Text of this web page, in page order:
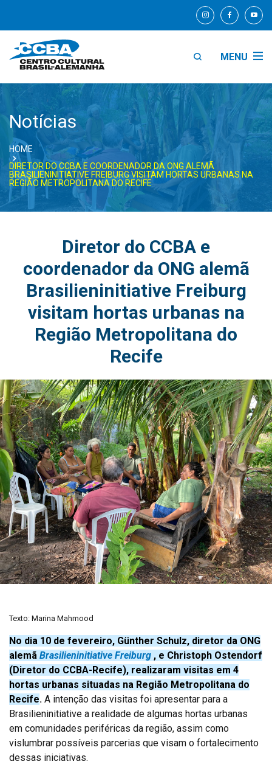
MENU
Notícias
HOME
DIRETOR DO CCBA E COORDENADOR DA ONG ALEMÃ
BRASILIENINITIATIVE FREIBURG VISITAM HORTAS URBANAS NA
REGIÃO METROPOLITANA DO RECIFE
Diretor do CCBA e
coordenador da ONG alemã
Brasilieninitiative Freiburg
visitam hortas urbanas na
Região Metropolitana do
Recife
Texto: Marina Mahmood
No dia 10 de fevereiro, Günther Schulz, diretor da ONG
alemã Brasilieninitiative Freiburg , e Christoph Ostendorf
(Diretor do CCBA-Recife), realizaram visitas em 4
hortas urbanas situadas na Região Metropolitana do
Recife. A intenção das visitas foi apresentar para a
Brasilieninitiative a realidade de algumas hortas urbanas
em comunidades periféricas da região, assim como
vislumbrar possíveis parcerias que visam o fortalecimento
dessas iniciativas.